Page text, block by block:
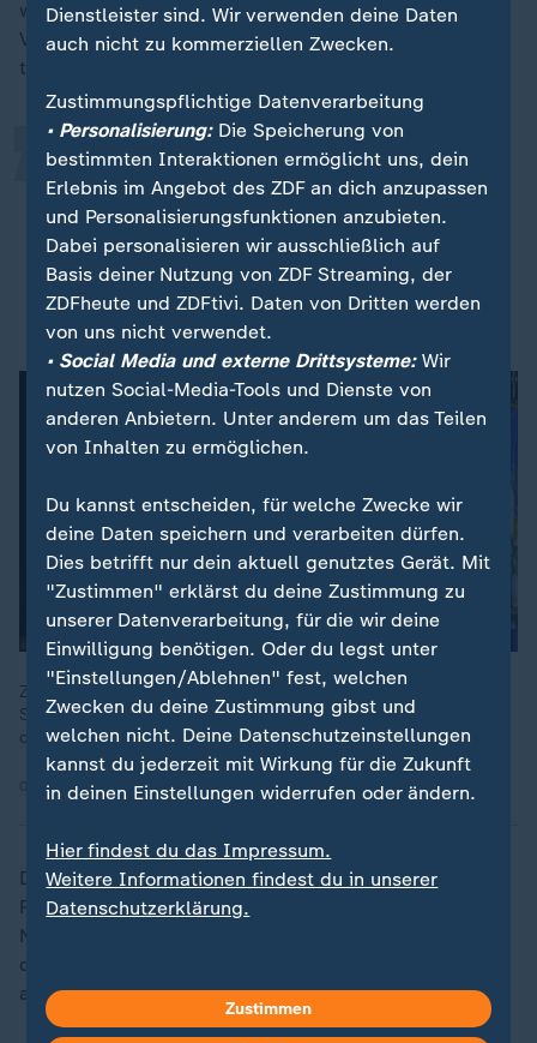
weil man sich mit jedem treffen wolle, solange es zum
Vorteil der 8,5 Millionen New Yorker sei, die sich in der
teuersten Stadt der
Ich möchte dem Präsidenten ganz
offen sagen, was es bedeutet, sich
wirklich für die New Yorker
einzusetzen.
„
Zohran Mamdani, neugewählter Bürgermeister von New York
Zohran Mamdani ist neuer Bürgermeister von New York. Der
Sozialist sieht sich als das Gegenteil von Donald Trump und
dessen Politik.
05.11.2025 | 1:32 min
Der linke Politiker - der lange als Außenseiter im
Rennen um das Amt gegolten hatte - hatte sich am 4.
November in der New Yorker Bürgermeisterwahl
durchgesetzt. Zum Jahreswechsel wird er sein Amt
antreten.
Dienstleister sind. Wir verwenden deine Daten
auch nicht zu kommerziellen Zwecken.
Zustimmungspflichtige Datenverarbeitung
• Personalisierung:Die Speicherung von
bestimmten Interaktionen ermöglicht uns, dein
Erlebnis im Angebot des ZDF an dich anzupassen
und Personalisierungsfunktionen anzubieten.
Dabei personalisieren wir ausschließlich auf
Basis deiner Nutzung von ZDF Streaming, der
ZDFheute und ZDFtivi. Daten von Dritten werden
von uns nicht verwendet.
• Social Media und externe Drittsysteme:Wir
nutzen Social-Media-Tools und Dienste von
anderen Anbietern. Unter anderem um das Teilen
von Inhalten zu ermöglichen.
Du kannst entscheiden, für welche Zwecke wir
deine Daten speichern und verarbeiten dürfen.
Dies betrifft nur dein aktuell genutztes Gerät. Mit
"Zustimmen" erklärst du deine Zustimmung zu
unserer Datenverarbeitung, für die wir deine
Einwilligung benötigen. Oder du legst unter
"Einstellungen/Ablehnen" fest, welchen
Zwecken du deine Zustimmung gibst und
welchen nicht. Deine Datenschutzeinstellungen
kannst du jederzeit mit Wirkung für die Zukunft
in deinen Einstellungen widerrufen oder ändern.
Hier findest du das Impressum.
Weitere Informationen findest du in unserer
Datenschutzerklärung.
Zustimmen